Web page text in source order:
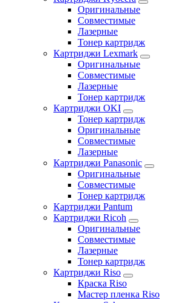
Оригинальные
Совместимые
Лазерные
Тонер картридж
Картриджи Lexmark
Оригинальные
Совместимые
Лазерные
Тонер картридж
Картриджи OKI
Тонер картридж
Оригинальные
Совместимые
Лазерные
Картриджи Panasonic
Оригинальные
Совместимые
Тонер картридж
Картриджи Pantum
Картриджи Ricoh
Оригинальные
Совместимые
Лазерные
Тонер картридж
Картриджи Riso
Краска Riso
Мастер пленка Riso